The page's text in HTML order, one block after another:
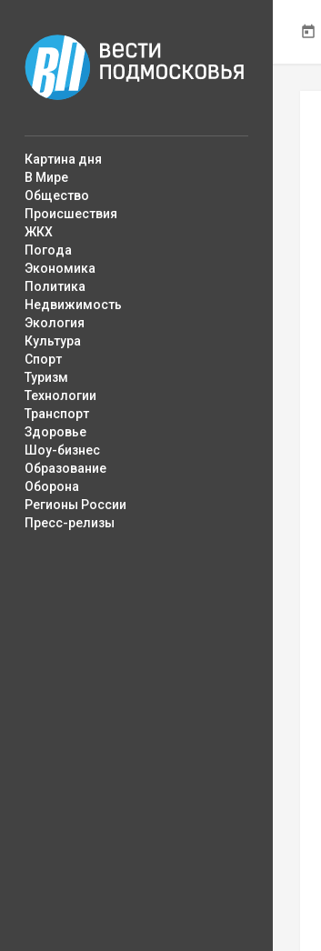
Картина дня
В Мире
Общество
Происшествия
ЖКХ
Погода
Экономика
Политика
Недвижимость
Экология
Культура
Спорт
Туризм
Технологии
Транспорт
Здоровье
Шоу-бизнес
Образование
Оборона
Регионы России
Пресс-релизы